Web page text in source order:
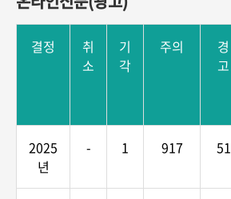
결정
취
소
기
각
주의
경
고
2025
년
- 1 917 51